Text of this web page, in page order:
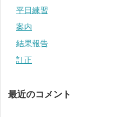
平日練習
案内
結果報告
訂正
最近のコメント